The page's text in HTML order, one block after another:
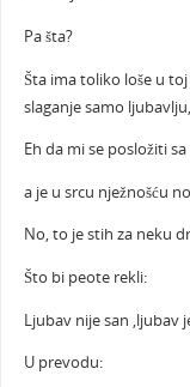
Pa šta?
Šta ima toliko loše u
slaganje samo
Eh da mi se posložiti
a je u srcu nježnošću
No, to je stih za neku
Što bi peote rekli:
Ljubav nije san ,ljubav
U prevodu: